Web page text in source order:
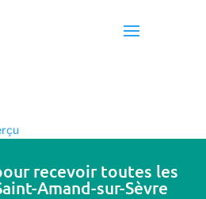
recevoir toutes les
Amand-sur-Sèvre